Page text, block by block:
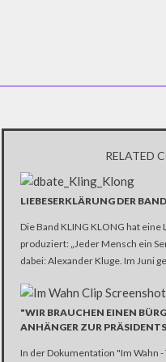
RELATED
LIEBESERKLÄRUNG DER
Die Band KLING KLONG hat
produziert: „Jeder Mensch ein
dabei: Alexander Kluge. Im Juni
"WIR BRAUCHEN EINEN
ANHÄNGER ZUR
In der Dokumentation "Im Wahn